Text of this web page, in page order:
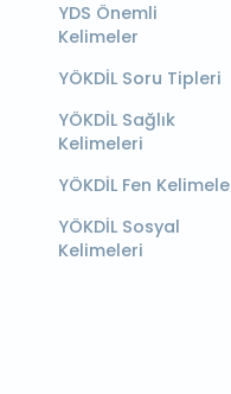
YDS Önemli
Kelimeler
YÖKDİL Soru Tipleri
YÖKDİL Sağlık
Kelimeleri
YÖKDİL Fen
YÖKDİL Sosyal
Kelimeleri